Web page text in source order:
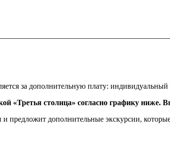
за дополнительную плату:
«Третья столица» согласно графику
и предложит дополнительные экскурсии,